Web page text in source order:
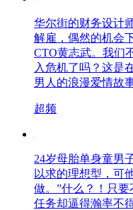
华尔街的财务设计
解雇，偶然的机会
CTO黄志武。我们
入危机了吗？这是
男人的浪漫爱情故
超频
24岁母胎单身童男
以求的理想型，可
做。”什么？！只
任务却逼得瀚率不